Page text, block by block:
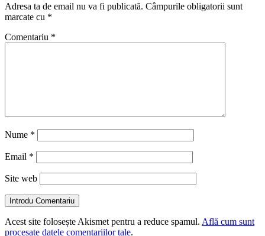
Adresa ta de email nu va fi publicată. Câmpurile obligatorii sunt
marcate cu *
Comentariu *
Nume *
Email *
Site web
Introdu Comentariu
Acest site folosește Akismet pentru a reduce spamul. Află cum sunt
procesate datele comentariilor tale.